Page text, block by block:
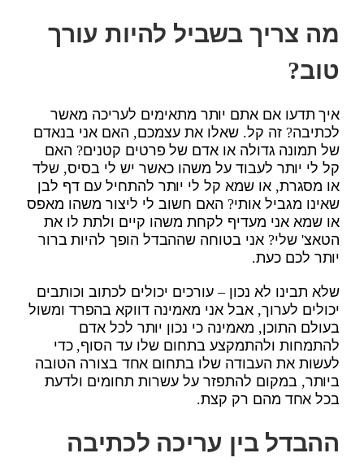
מה צריך בשביל להיות עורך
טוב?
איך תדעו אם אתם יותר מתאימים לעריכה מאשר
לכתיבה? זה קל. שאלו את עצמכם, האם אני בנאדם
של תמונה גדולה או אדם של פרטים קטנים? האם
קל לי יותר לעבוד על משהו כאשר יש לי בסיס, שלד
או מסגרת, או שמא קל לי יותר להתחיל עם דף לבן
שאינו מגביל אותי? האם חשוב לי ליצור משהו מאפס
או שמא אני מעדיף לקחת משהו קיים ולתת לו את
הטאצ' שלי? אני בטוחה שההבדל הופך להיות ברור
יותר לכם כעת.
שלא תבינו לא נכון – עורכים יכולים לכתוב וכותבים
יכולים לערוך, אבל אני מאמינה דווקא בהפרד ומשול
בעולם התוכן, מאמינה כי נכון יותר לכל אדם
להתמחות ולהתמקצע בתחום שלו עד הסוף, כדי
לעשות את העבודה שלו בתחום אחד בצורה הטובה
ביותר, במקום להתפזר על עשרות תחומים ולדעת
בכל אחד מהם רק קצת.
ההבדל בין עריכה לכתיבה